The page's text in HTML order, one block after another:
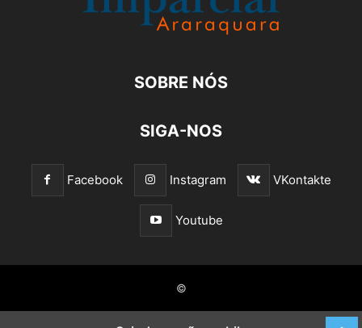
SOBRE NÓS
SIGA-NOS
Facebook Instagram VKontakte
Youtube
©